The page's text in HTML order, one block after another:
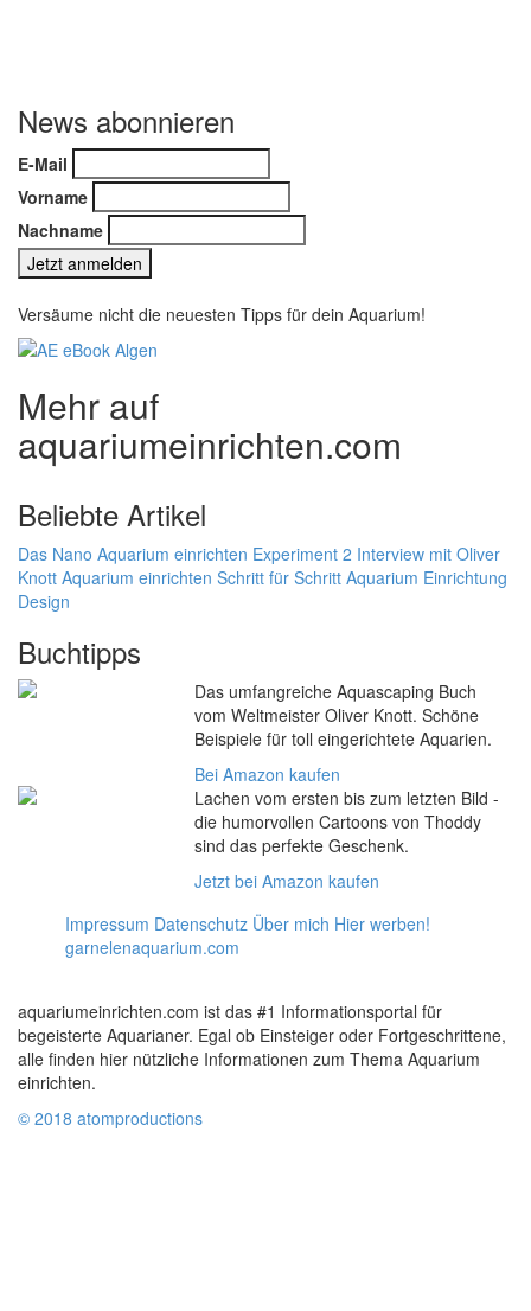
News abonnieren
E-Mail
Vorname
Nachname
Versäume nicht die neuesten Tipps für dein Aquarium!
Mehr auf
aquariumeinrichten.com
Beliebte Artikel
Das Nano Aquarium einrichten Experiment 2 Interview mit Oliver
Knott Aquarium einrichten Schritt für Schritt Aquarium Einrichtung
Design
Buchtipps
Das umfangreiche Aquascaping Buch
vom Weltmeister Oliver Knott. Schöne
Beispiele für toll eingerichtete Aquarien.
Bei Amazon kaufen
Lachen vom ersten bis zum letzten Bild -
die humorvollen Cartoons von Thoddy
sind das perfekte Geschenk.
Jetzt bei Amazon kaufen
Impressum Datenschutz Über mich Hier werben!
garnelenaquarium.com
aquariumeinrichten.com ist das #1 Informationsportal für
begeisterte Aquarianer. Egal ob Einsteiger oder Fortgeschrittene,
alle finden hier nützliche Informationen zum Thema Aquarium
einrichten.
© 2018 atomproductions